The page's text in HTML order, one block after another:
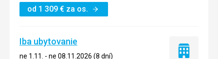
od 1 309 € za os.
Iba ubytovanie
ne 1.11. - ne 08.11.2026 (8 dní)
Iba